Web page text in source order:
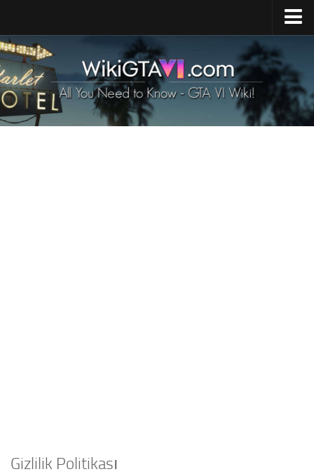
Ev
GTA 6 Yayınlandı
GTA 6 Harita
GTA 6 Araçlar
Gizlilik Politikası